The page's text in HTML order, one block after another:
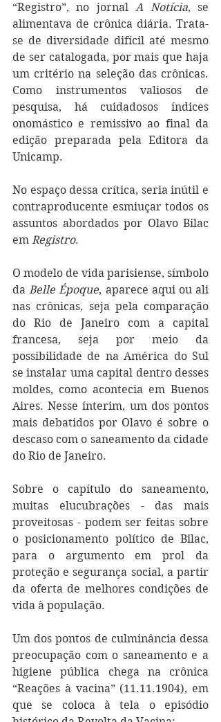
“Registro”, no jornal A Notícia, se
alimentava de crônica diária. Trata-
se de diversidade difícil até mesmo
de ser catalogada, por mais que haja
um critério na seleção das crônicas.
Como instrumentos valiosos de
pesquisa, há cuidadosos índices
onomástico e remissivo ao final da
edição preparada pela Editora da
Unicamp.
No espaço dessa crítica, seria inútil e
contraproducente esmiuçar todos os
assuntos abordados por Olavo Bilac
em Registro.
O modelo de vida parisiense, símbolo
da Belle Époque, aparece aqui ou ali
nas crônicas, seja pela comparação
do Rio de Janeiro com a capital
francesa, seja por meio da
possibilidade de na América do Sul
se instalar uma capital dentro desses
moldes, como acontecia em Buenos
Aires. Nesse ínterim, um dos pontos
mais debatidos por Olavo é sobre o
descaso com o saneamento da cidade
do Rio de Janeiro.
Sobre o capítulo do saneamento,
muitas elucubrações - das mais
proveitosas - podem ser feitas sobre
o posicionamento político de Bilac,
para o argumento em prol da
proteção e segurança social, a partir
da oferta de melhores condições de
vida à população.
Um dos pontos de culminância dessa
preocupação com o saneamento e a
higiene pública chega na crônica
“Reações à vacina” (11.11.1904), em
que se coloca à tela o episódio